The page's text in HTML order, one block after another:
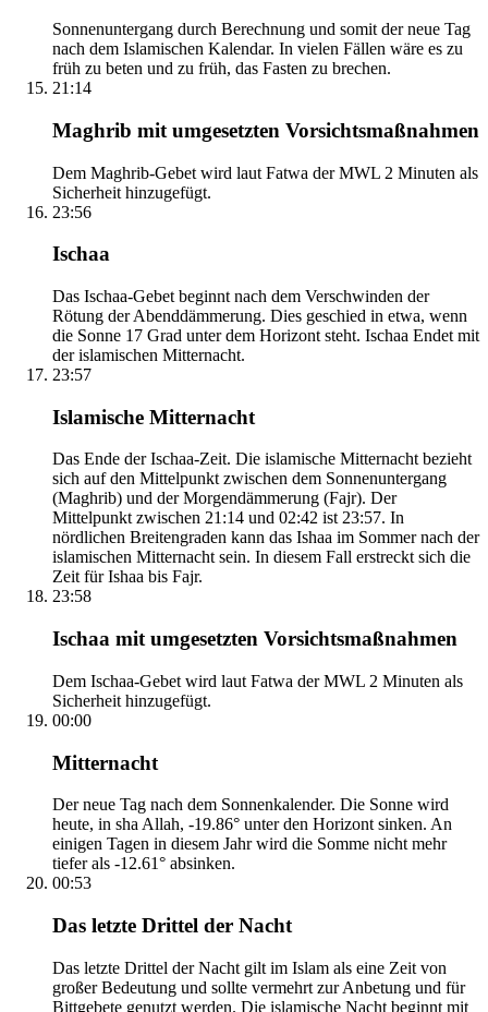
Sonnenuntergang durch Berechnung und somit der neue Tag
nach dem Islamischen Kalendar. In vielen Fällen wäre es zu
früh zu beten und zu früh, das Fasten zu brechen.
21:14
Maghrib mit umgesetzten Vorsichtsmaßnahmen
Dem Maghrib-Gebet wird laut Fatwa der MWL 2 Minuten als
Sicherheit hinzugefügt.
23:56
Ischaa
Das Ischaa-Gebet beginnt nach dem Verschwinden der
Rötung der Abenddämmerung. Dies geschied in etwa, wenn
die Sonne 17 Grad unter dem Horizont steht. Ischaa Endet mit
der islamischen Mitternacht.
23:57
Islamische Mitternacht
Das Ende der Ischaa-Zeit. Die islamische Mitternacht bezieht
sich auf den Mittelpunkt zwischen dem Sonnenuntergang
(Maghrib) und der Morgendämmerung (Fajr). Der
Mittelpunkt zwischen 21:14 und 02:42 ist 23:57. In
nördlichen Breitengraden kann das Ishaa im Sommer nach der
islamischen Mitternacht sein. In diesem Fall erstreckt sich die
Zeit für Ishaa bis Fajr.
23:58
Ischaa mit umgesetzten Vorsichtsmaßnahmen
Dem Ischaa-Gebet wird laut Fatwa der MWL 2 Minuten als
Sicherheit hinzugefügt.
00:00
Mitternacht
Der neue Tag nach dem Sonnenkalender. Die Sonne wird
heute, in sha Allah, -19.86° unter den Horizont sinken. An
einigen Tagen in diesem Jahr wird die Somme nicht mehr
tiefer als -12.61° absinken.
00:53
Das letzte Drittel der Nacht
Das letzte Drittel der Nacht gilt im Islam als eine Zeit von
großer Bedeutung und sollte vermehrt zur Anbetung und für
Bittgebete genutzt werden. Die islamische Nacht beginnt mit